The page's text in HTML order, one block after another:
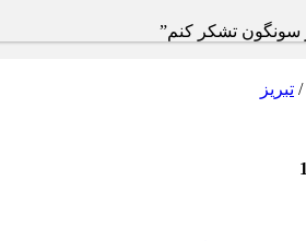
سونگون تشکر کنم”
/ تبریز